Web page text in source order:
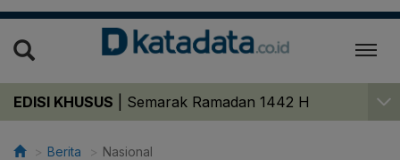
EDISI KHUSUS Semarak Ramadan 1442 H
Berita Nasional